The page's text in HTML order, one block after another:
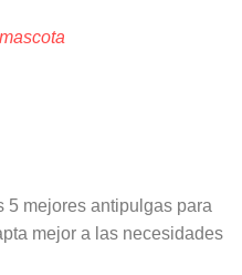
5 mejores antipulgas para
mejor a las necesidades